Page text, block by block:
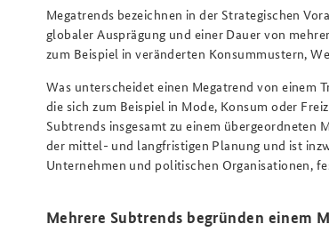
Megatrends bezeichnen in der Strategischen
globaler Ausprägung und einer Dauer von
zum Beispiel in veränderten Konsummustern,
Was unterscheidet einen Megatrend von einem
die sich zum Beispiel in Mode, Konsum oder
Subtrends insgesamt zu einem
der mittel- und langfristigen Planung und ist
Unternehmen und politischen Organisationen,
Mehrere Subtrends begründen einem